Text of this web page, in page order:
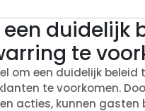
een duidelijk
te
om een duidelijk
te voorkomen.
acties, kunnen